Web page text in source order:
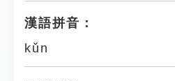
漢語拼音：
kǔn